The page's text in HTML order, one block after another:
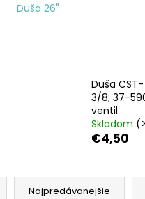
Duša 26"
Duša CST-
3/8; 37-
ventil
Skladom
€4,50
Najpredávanejšie
REŤAZ HG40
€17,95